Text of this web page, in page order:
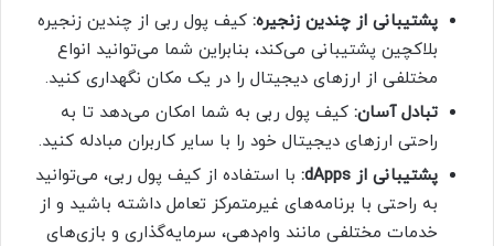
پشتیبانی از چندین زنجیره: کیف پول ربی از چندین زنجیره
بلاکچین پشتیبانی می‌کند، بنابراین شما می‌توانید انواع
مختلفی از ارزهای دیجیتال را در یک مکان نگهداری کنید.
تبادل آسان: کیف پول ربی به شما امکان می‌دهد تا به
راحتی ارزهای دیجیتال خود را با سایر کاربران مبادله کنید.
پشتیبانی از dApps:
با استفاده از کیف پول ربی، می‌توانید
به راحتی با برنامه‌های غیرمتمرکز تعامل داشته باشید و از
خدمات مختلفی مانند وام‌دهی، سرمایه‌گذاری و بازی‌های